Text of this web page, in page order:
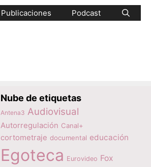
Publicaciones Podcast
Nube de etiquetas
Antena3 Audiovisual
Autorregulación Canal+
cortometraje documental educación
Egoteca Eurovideo Fox